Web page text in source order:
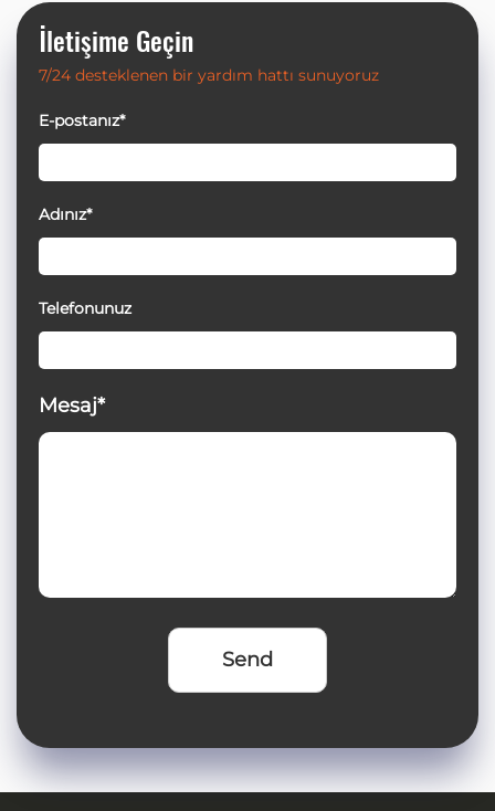
İletişime Geçin
7/24 desteklenen bir yardım hattı sunuyoruz
E-postanız*
Adınız*
Telefonunuz
Mesaj*